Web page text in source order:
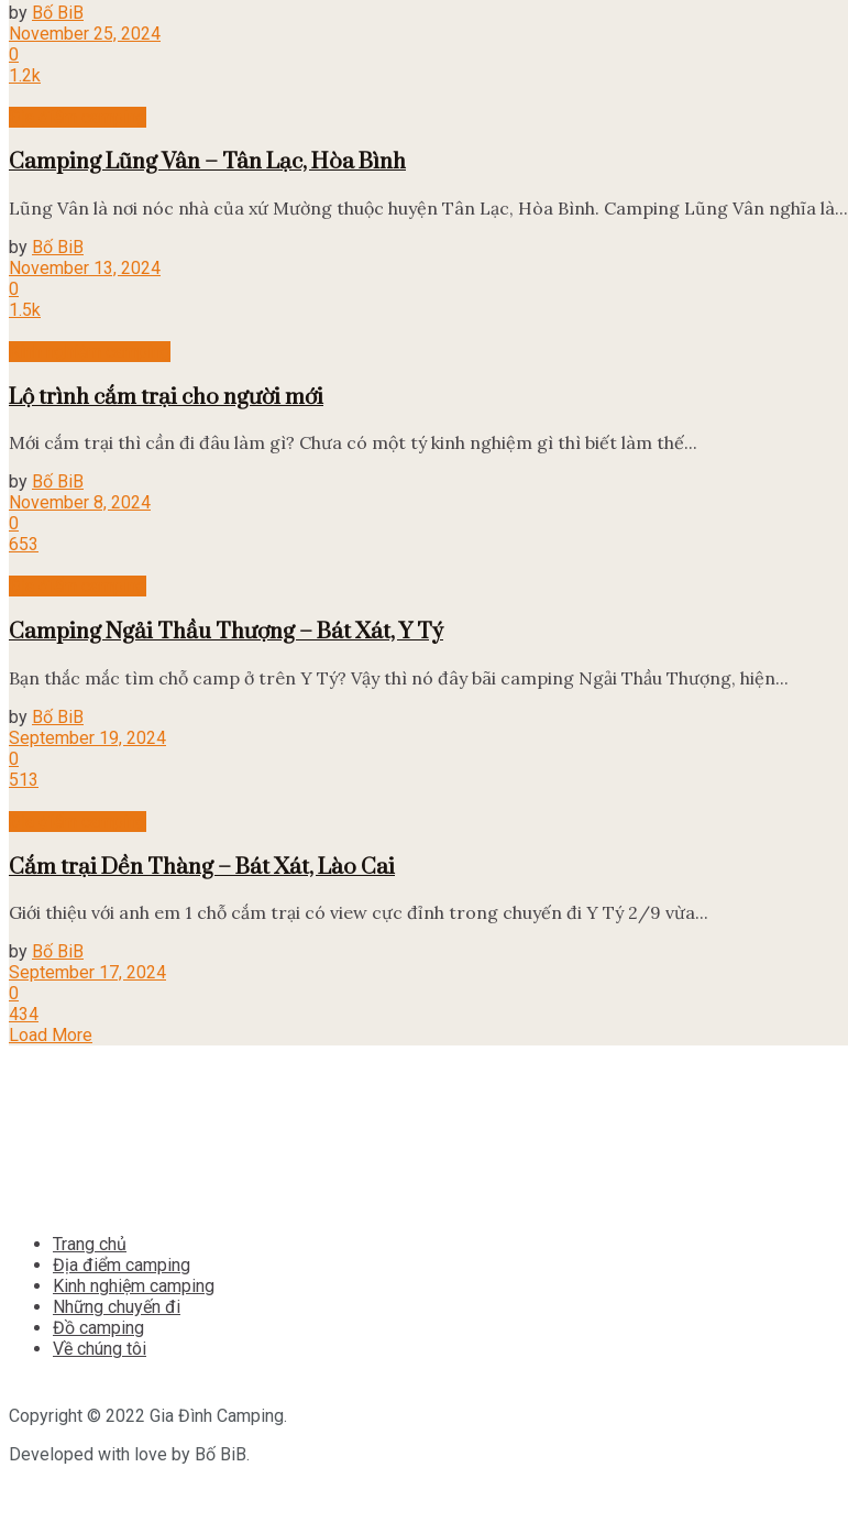
by Bố BiB
November 25, 2024
0
1.2k
Camping Lũng Vân – Tân Lạc, Hòa Bình
Lũng Vân là nơi nóc nhà của xứ Mường thuộc huyện Tân Lạc, Hòa Bình. Camping Lũng Vân nghĩa là...
by Bố BiB
November 13, 2024
0
1.5k
Lộ trình cắm trại cho người mới
Mới cắm trại thì cần đi đâu làm gì? Chưa có một tý kinh nghiệm gì thì biết làm thế...
by Bố BiB
November 8, 2024
0
653
Camping Ngải Thầu Thượng – Bát Xát, Y Tý
Bạn thắc mắc tìm chỗ camp ở trên Y Tý? Vậy thì nó đây bãi camping Ngải Thầu Thượng, hiện...
by Bố BiB
September 19, 2024
0
513
Cắm trại Dền Thàng – Bát Xát, Lào Cai
Giới thiệu với anh em 1 chỗ cắm trại có view cực đỉnh trong chuyến đi Y Tý 2/9 vừa...
by Bố BiB
September 17, 2024
0
434
Load More
Trang chủ
Địa điểm camping
Kinh nghiệm camping
Những chuyến đi
Đồ camping
Về chúng tôi
Copyright © 2022 Gia Đình Camping.
Developed with love by Bố BiB.